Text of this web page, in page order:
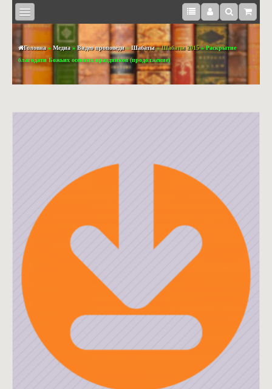
МЕДІА
СУВЕНІРИ
ОДЯГ
Головна» Медиа» Видео проповеди»Шабаты»Шабаты 2015» Раскрытие
благодати Божьих осенних праздников (продолжение)